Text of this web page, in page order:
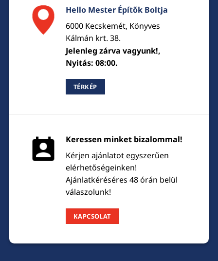
Hello Mester Építők Boltja
6000 Kecskemét, Könyves
Kálmán krt. 38.
Jelenleg zárva vagyunk!,
Nyitás: 08:00.
TÉRKÉP
Keressen minket bizalommal!
Kérjen ajánlatot egyszerűen
elérhetőségeinken!
Ajánlatkéréséres 48 órán belül
válaszolunk!
KAPCSOLAT